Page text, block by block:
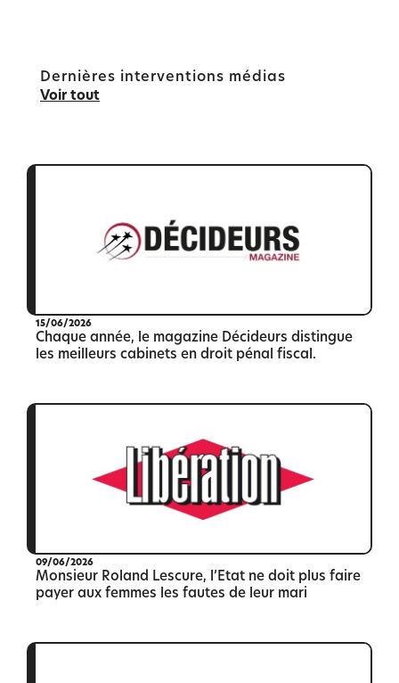
Dernières interventions médias
Voir tout
15/06/2026
Chaque année, le magazine Décideurs distingue
les meilleurs cabinets en droit pénal fiscal.
09/06/2026
Monsieur Roland Lescure, l’Etat ne doit plus faire
payer aux femmes les fautes de leur mari